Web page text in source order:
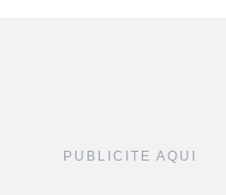
PUBLICITE AQUI